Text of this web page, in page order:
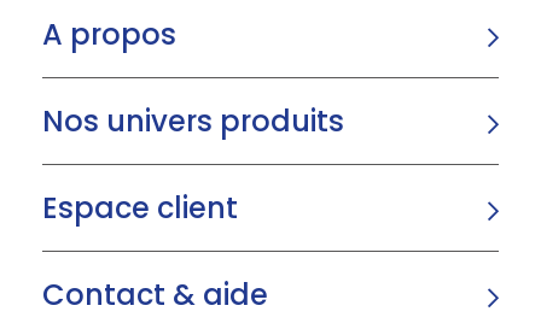
A propos
Nos univers produits
Espace client
Contact & aide